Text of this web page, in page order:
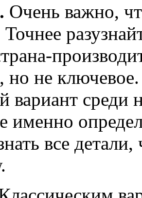
Очень важно,
Точнее
но не
вариант среди
именно
все детали,